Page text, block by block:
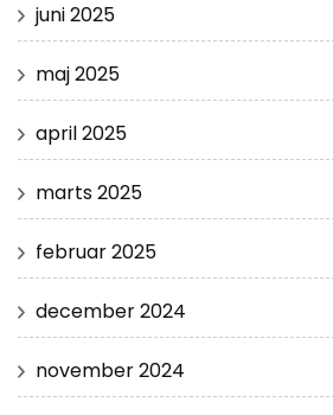
juni 2025
maj 2025
april 2025
marts 2025
februar 2025
december 2024
november 2024